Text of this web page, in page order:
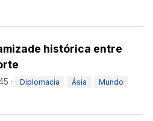
histórica entre
· Diplomacia Ásia Mundo